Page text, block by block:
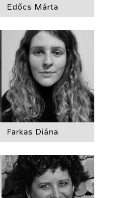
Edőcs Márta
Farkas Diána